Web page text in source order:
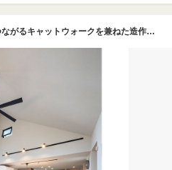
空間に動きが出る勾配天井や窓につながるキャットウォークを兼ねた造作棚など「空間のタテ使い」が秀逸